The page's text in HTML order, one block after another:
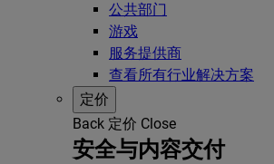
公共部门
游戏
服务提供商
查看所有行业解决方案
定价
Back 定价 Close
安全与内容交付